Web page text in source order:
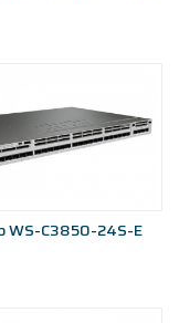
WS-C3850-24S-E